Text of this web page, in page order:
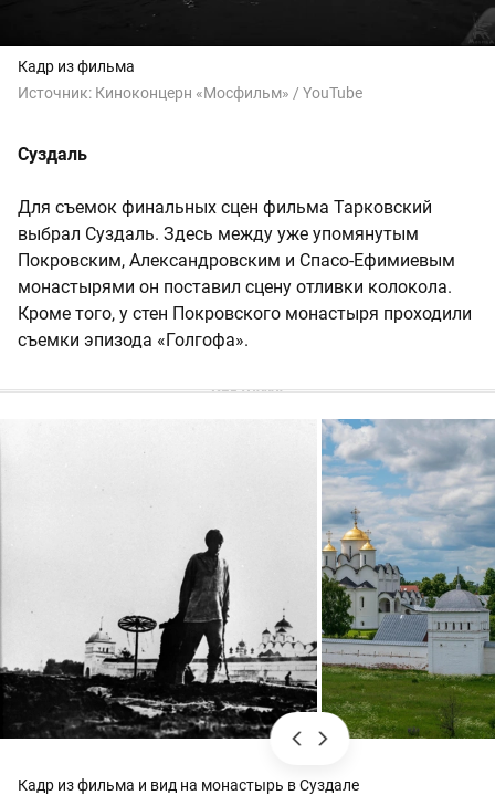
Кадр из фильма
Источник: Киноконцерн «Мосфильм» / YouTube
Суздаль
Для съемок финальных сцен фильма Тарковский
выбрал Суздаль. Здесь между уже упомянутым
Покровским, Александровским и Спасо-Ефимиевым
монастырями он поставил сцену отливки колокола.
Кроме того, у стен Покровского монастыря проходили
съемки эпизода «Голгофа».
Кадр из фильма и вид на монастырь в Суздале